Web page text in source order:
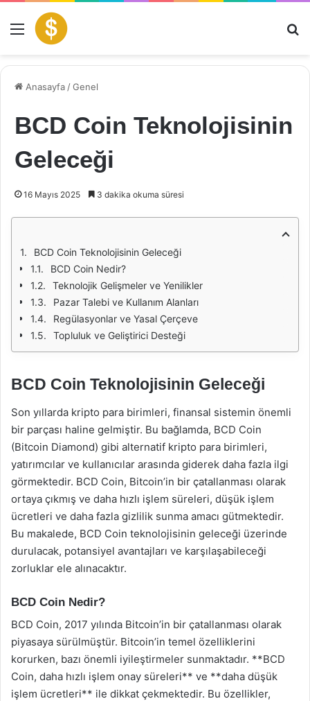
Menü
Anasayfa /Genel
BCD Coin Teknolojisinin
Geleceği
16 Mayıs 2025 3 dakika okuma süresi
BCD Coin Teknolojisinin Geleceği
BCD Coin Nedir?
Teknolojik Gelişmeler ve Yenilikler
Pazar Talebi ve Kullanım Alanları
Regülasyonlar ve Yasal Çerçeve
Topluluk ve Geliştirici Desteği
BCD Coin Teknolojisinin Geleceği
Son yıllarda kripto para birimleri, finansal sistemin önemli
bir parçası haline gelmiştir. Bu bağlamda, BCD Coin
(Bitcoin Diamond) gibi alternatif kripto para birimleri,
yatırımcılar ve kullanıcılar arasında giderek daha fazla ilgi
görmektedir. BCD Coin, Bitcoin’in bir çatallanması olarak
ortaya çıkmış ve daha hızlı işlem süreleri, düşük işlem
ücretleri ve daha fazla gizlilik sunma amacı gütmektedir.
Bu makalede, BCD Coin teknolojisinin geleceği üzerinde
durulacak, potansiyel avantajları ve karşılaşabileceği
zorluklar ele alınacaktır.
BCD Coin Nedir?
BCD Coin, 2017 yılında Bitcoin’in bir çatallanması olarak
piyasaya sürülmüştür. Bitcoin’in temel özelliklerini
korurken, bazı önemli iyileştirmeler sunmaktadır. **BCD
Coin, daha hızlı işlem onay süreleri** ve **daha düşük
işlem ücretleri** ile dikkat çekmektedir. Bu özellikler,